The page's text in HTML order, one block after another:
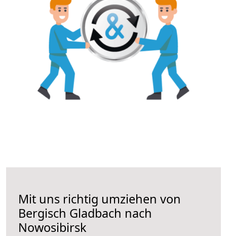
Mit uns richtig umziehen von
Bergisch Gladbach nach
Nowosibirsk